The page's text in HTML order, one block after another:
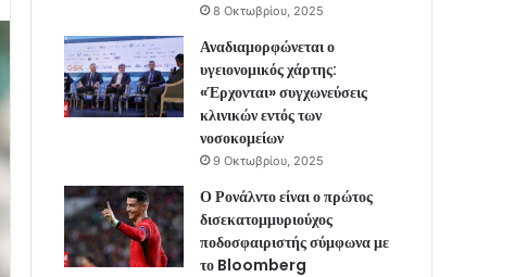
8 Οκτωβρίου, 2025
Αναδιαμορφώνεται ο
υγειονομικός χάρτης:
«Έρχονται» συγχωνεύσεις
κλινικών εντός των
νοσοκομείων
9 Οκτωβρίου, 2025
Ο Ρονάλντο είναι ο πρώτος
δισεκατομμυριούχος
ποδοσφαιριστής σύμφωνα με
το Bloomberg